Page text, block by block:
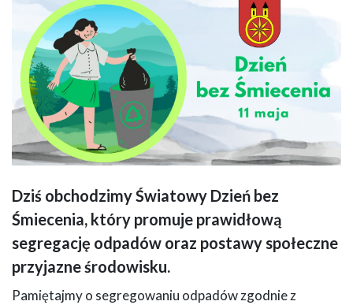
Grafika promuje Dzień Bez Śmiecenia: po lewej w okręgu kobieta
wrzucająca czarny worek do pojemnika, a po prawej napis z datą 11 maja
oraz herb miasta, tworząc czytelny przekaz ekologiczny.
Dziś obchodzimy Światowy Dzień bez
Śmiecenia, który promuje prawidłową
segregację odpadów oraz postawy społeczne
przyjazne środowisku.
Pamiętajmy o segregowaniu odpadów zgodnie z